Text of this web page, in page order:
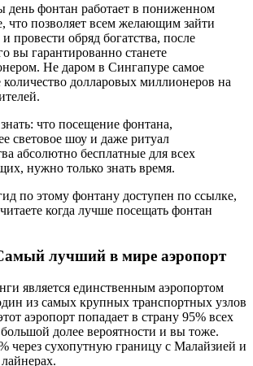
день фонтан работает в пониженном
что позволяет всем желающим зайти
провести обряд богатства, после
вы гарантированно станете
Не даром в Сингапуре самое
долларовых миллионеров на
световое шоу и даже ритуал
абсолютно бесплатные для всех
нужно только знать время.
по этому фонтану доступен по ссылке,
когда лучше посещать фонтан
лучший в мире аэропорт
является единственным аэропортом
из самых крупных транспортных узлов
аэропорт попадает в страну 95% всех
долее вероятности и вы тоже.
через сухопутную границу с Малайзией и